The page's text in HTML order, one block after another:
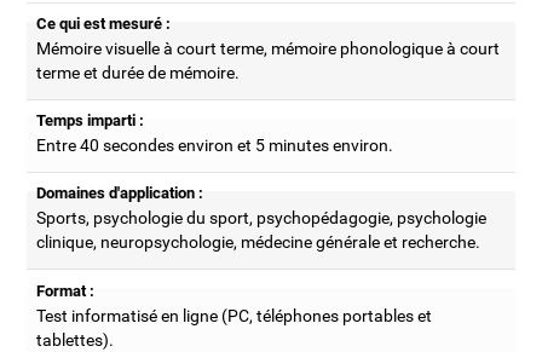
Ce qui est mesuré :
Mémoire visuelle à court terme, mémoire phonologique à court
terme et durée de mémoire.
Temps imparti :
Entre 40 secondes environ et 5 minutes environ.
Domaines d'application :
Sports, psychologie du sport, psychopédagogie, psychologie
clinique, neuropsychologie, médecine générale et recherche.
Format :
Test informatisé en ligne (PC, téléphones portables et
tablettes).